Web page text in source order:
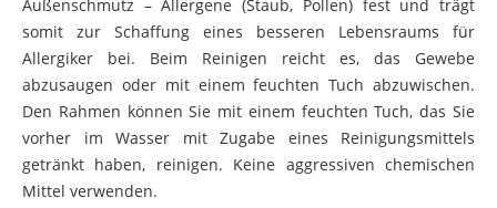
somit zur Schaffung eines besseren Lebensraums für
Allergiker bei. Beim Reinigen reicht es, das Gewebe
abzusaugen oder mit einem feuchten Tuch abzuwischen.
Den Rahmen können Sie mit einem feuchten Tuch, das Sie
vorher im Wasser mit Zugabe eines Reinigungsmittels
getränkt haben, reinigen. Keine aggressiven chemischen
Mittel verwenden.